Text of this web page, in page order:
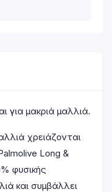
για μακριά μαλλιά.
χρειάζονται
Long &
φυσικής
και συμβάλλει